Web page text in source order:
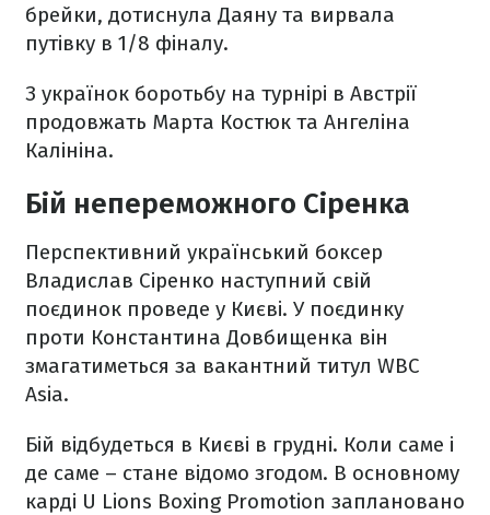
брейки, дотиснула Даяну та вирвала
путівку в 1/8 фіналу.
З українок боротьбу на турнірі в Австрії
продовжать Марта Костюк та Ангеліна
Калініна.
Бій непереможного Сіренка
Перспективний український боксер
Владислав Сіренко наступний свій
поєдинок проведе у Києві. У поєдинку
проти Константина Довбищенка він
змагатиметься за вакантний титул WBC
Asia.
Бій відбудеться в Києві в грудні. Коли саме і
де саме – стане відомо згодом. В основному
карді U Lions Boxing Promotion заплановано